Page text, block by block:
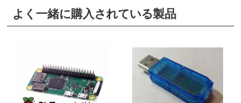
よく一緒に購入されている製品